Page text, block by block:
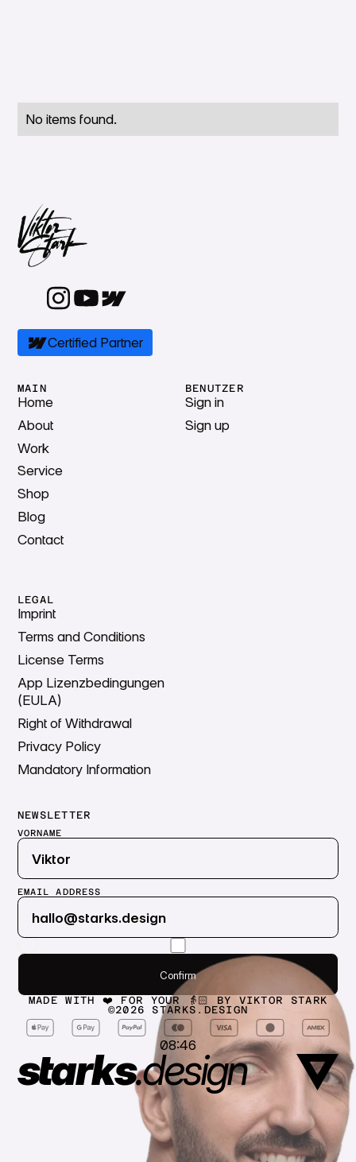
No items found.
Certified Partner
MAIN
Home
About
Work
Service
Shop
Blog
Contact
BENUTZER
Sign in
Sign up
LEGAL
Imprint
Terms and Conditions
License Terms
App Lizenzbedingungen
(EULA)
Right of Withdrawal
Privacy Policy
Mandatory Information
NEWSLETTER
VORNAME
EMAIL ADDRESS
Confirm
Submit
Confirm
starks.design
MADE WITH ❤️ FOR YOUR 👵🏻 BY VIKTOR STARK
©2026 STARKS.DESIGN
08:46